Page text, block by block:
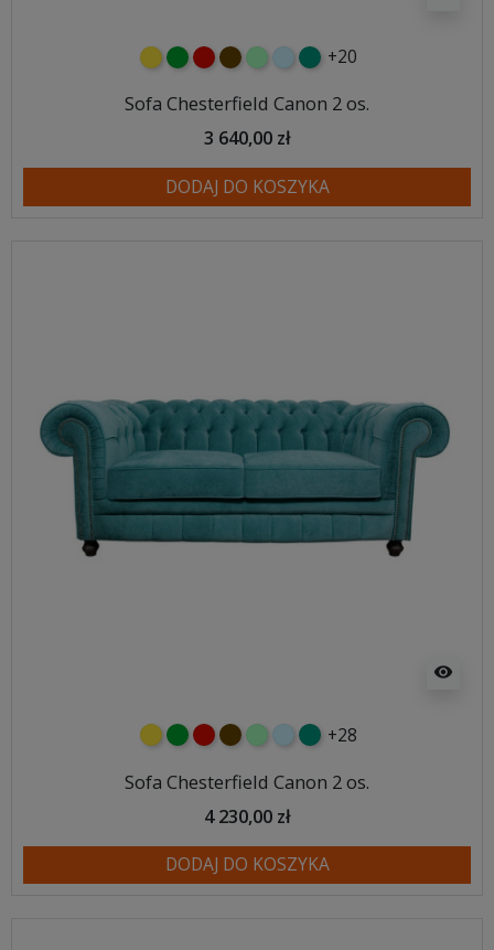
żółtyzielonyczerwony
czekoladowy
miętowybłękitny
turkusowy
+20
Sofa Chesterfield Canon 2 os.
3 640,00 zł
DODAJ DO KOSZYKA
visibility
żółtyzielonyczerwony
czekoladowy
miętowybłękitny
turkusowy
+28
Sofa Chesterfield Canon 2 os.
4 230,00 zł
DODAJ DO KOSZYKA